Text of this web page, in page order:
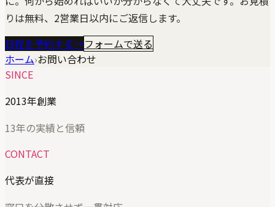
りは無料、2営業日以内にご返信します。
日程を予約する→フォームで送る
ホーム›お問い合わせ
SINCE
2013年創業
13年の実績と信頼
CONTACT
代表が直接